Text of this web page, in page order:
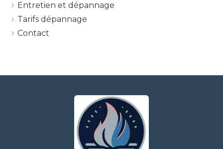
Entretien et dépannage
Tarifs dépannage
Contact